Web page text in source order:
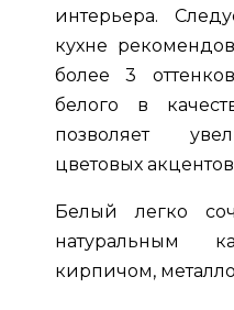
интерьера.
кухне
более 3
белого в
позволяет
цветовых
Белый легко
натуральным
кирпичом,